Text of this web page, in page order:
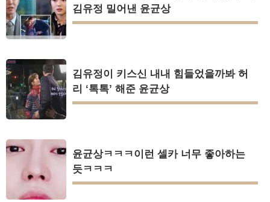
김유정 밀어낸 윤균상
김유정이 키스신 내내 힘들었을까봐 허
리 ‘톡톡’ 해준 윤균상
윤균상ㅋㅋㅋ이런 셀카 너무 좋아하는
듯ㅋㅋㅋ